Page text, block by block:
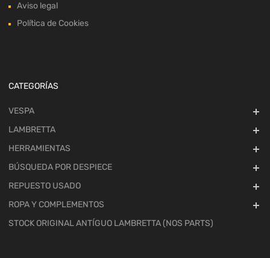
Aviso legal
Política de Cookies
CATEGORÍAS
VESPA
LAMBRETTA
HERRAMIENTAS
BÚSQUEDA POR DESPIECE
REPUESTO USADO
ROPA Y COMPLEMENTOS
STOCK ORIGINAL ANTÍGUO LAMBRETTA (NOS PARTS)